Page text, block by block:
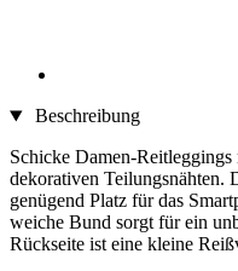
Beschreibung
Schicke Damen-
dekorativen Teilungsnähten.
genügend Platz für das
weiche Bund sorgt für ein
Rückseite ist eine kleine